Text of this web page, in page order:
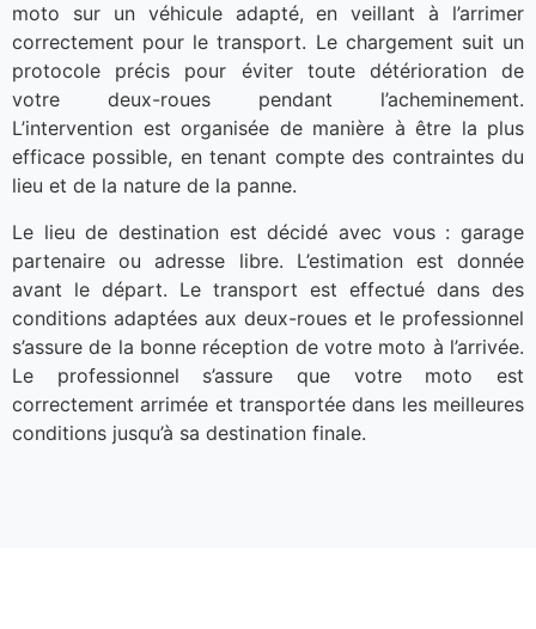
moto sur un véhicule adapté, en veillant à l’arrimer
correctement pour le transport. Le chargement suit un
protocole précis pour éviter toute détérioration de
votre deux-roues pendant l’acheminement.
L’intervention est organisée de manière à être la plus
efficace possible, en tenant compte des contraintes du
lieu et de la nature de la panne.
Le lieu de destination est décidé avec vous : garage
partenaire ou adresse libre. L’estimation est donnée
avant le départ. Le transport est effectué dans des
conditions adaptées aux deux-roues et le professionnel
s’assure de la bonne réception de votre moto à l’arrivée.
Le professionnel s’assure que votre moto est
correctement arrimée et transportée dans les meilleures
conditions jusqu’à sa destination finale.